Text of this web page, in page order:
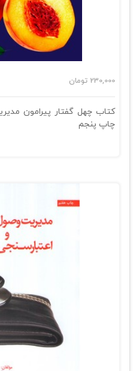
230,000 تومان
کتاب چهل گفتار پیرامون
چاپ پنجم